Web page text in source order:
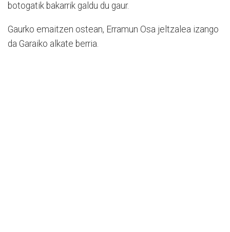
botogatik bakarrik galdu du gaur.
Gaurko emaitzen ostean, Erramun Osa jeltzalea izango
da Garaiko alkate berria.